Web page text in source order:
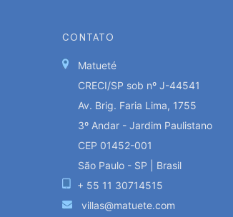
CONTATO
Matueté
CRECI/SP sob nº J-44541
Av. Brig. Faria Lima, 1755
3º Andar - Jardim Paulistano
CEP 01452-001
São Paulo - SP | Brasil
+ 55 11 30714515
villas@matuete.com